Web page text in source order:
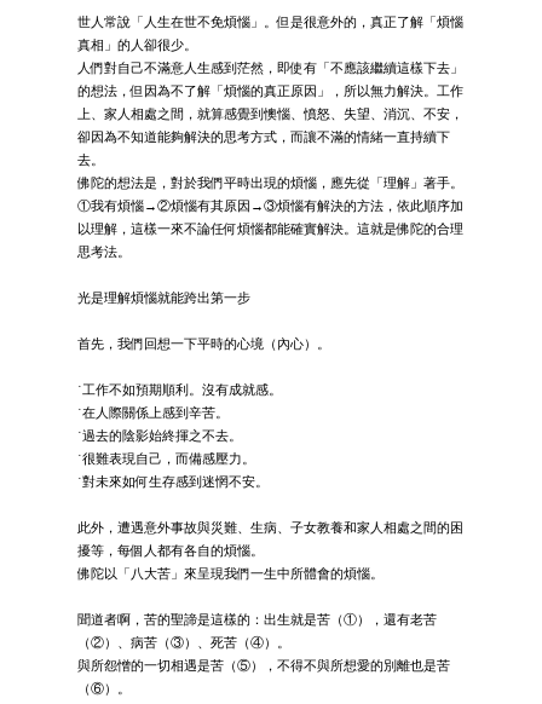
世人常說「人生在世不免煩惱」。但是很意外的，真正了解「煩惱
真相」的人卻很少。
人們對自己不滿意人生感到茫然，即使有「不應該繼續這樣下去」
的想法，但因為不了解「煩惱的真正原因」，所以無力解決。工作
上、家人相處之間，就算感覺到懊惱、憤怒、失望、消沉、不安，
卻因為不知道能夠解決的思考方式，而讓不滿的情緒一直持續下
去。
佛陀的想法是，對於我們平時出現的煩惱，應先從「理解」著手。
①我有煩惱→②煩惱有其原因→③煩惱有解決的方法，依此順序加
以理解，這樣一來不論任何煩惱都能確實解決。這就是佛陀的合理
思考法。
光是理解煩惱就能跨出第一步
首先，我們回想一下平時的心境（內心）。
˙工作不如預期順利。沒有成就感。
˙在人際關係上感到辛苦。
˙過去的陰影始終揮之不去。
˙很難表現自己，而備感壓力。
˙對未來如何生存感到迷惘不安。
此外，遭遇意外事故與災難、生病、子女教養和家人相處之間的困
擾等，每個人都有各自的煩惱。
佛陀以「八大苦」來呈現我們一生中所體會的煩惱。
聞道者啊，苦的聖諦是這樣的：出生就是苦（①），還有老苦
（②）、病苦（③）、死苦（④）。
與所怨憎的一切相遇是苦（⑤），不得不與所想愛的別離也是苦
（⑥）。